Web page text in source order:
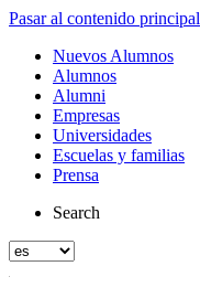
Pasar al contenido principal
Nuevos Alumnos
Alumnos
Alumni
Empresas
Universidades
Escuelas y familias
Prensa
Search